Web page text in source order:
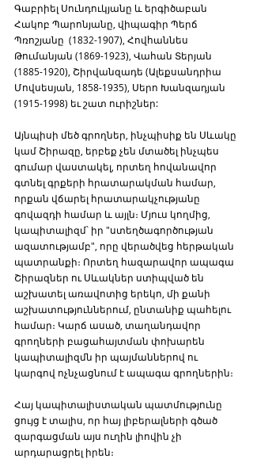
Գաբրիել Սունդուկյանը և երգիծաբան
Հակոբ Պարոնյանը, վիպագիր Պերճ
Պռոշյանը  (1832-1907), Հովհաննես
Թումանյան (1869-1923), Վահան Տերյան
(1885-1920), Շիրվանզադե (Ալեքսանդրիա
Մովսեսյան, 1858-1935), Սերո Խանզադյան
(1915-1998) եւ շատ ուրիշներ:
Այնպիսի մեծ գրողներ, ինչպիսիք են Սևակը
կամ Շիրազը, երբեք չեն մտածել ինչպես
գումար վաստակել, որտեղ հովանավոր
գտնել գրքերի հրատարակման համար,
որքան վճարել հրատարակչությանը
գովազդի համար և այլն։ Մյուս կողմից,
կապիտալիզմ՝ իր "ստեղծագործության
ազատությամբ", որը վերածվեց հերթական
պատրանքի։ Որտեղ հազարավոր ապագա
Շիրազներ ու Սևակներ ստիպված են
աշխատել առավոտից երեկո, մի քանի
աշխատություններում, ընտանիք պահելու
համար։ Կարճ ասած, տաղանդավոր
գրողների բացահայտման փոխարեն
կապիտալիզմն իր պայմաններով ու
կարգով ոչնչացնում է ապագա գրողներին։
Հայ կապիտալիստական պատմությունը
ցույց է տալիս, որ հայ լիբերալների գծած
զարգացման այս ուղին լիովին չի
արդարացրել իրեն։